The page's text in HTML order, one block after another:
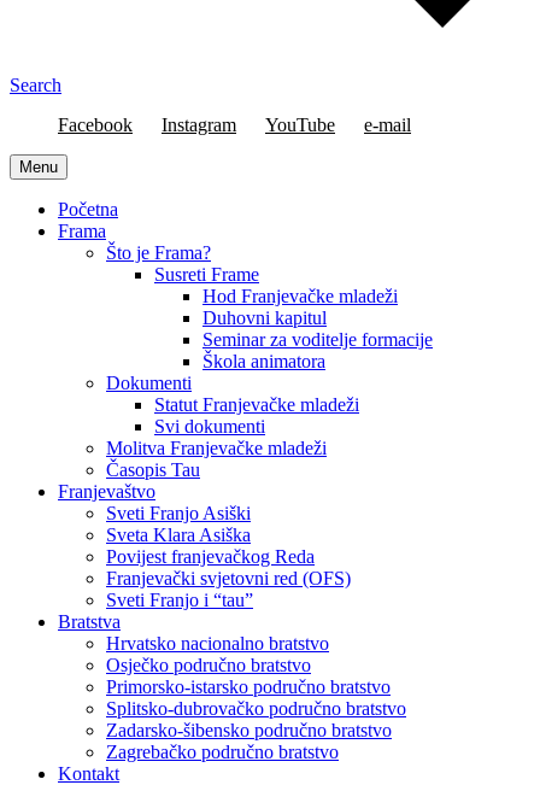
Search
Facebook
Instagram YouTube e-mail
Menu
Početna
Frama
Što je Frama?
Susreti Frame
Hod Franjevačke mladeži
Duhovni kapitul
Seminar za voditelje formacije
Škola animatora
Dokumenti
Statut Franjevačke mladeži
Svi dokumenti
Molitva Franjevačke mladeži
Časopis Tau
Franjevaštvo
Sveti Franjo Asiški
Sveta Klara Asiška
Povijest franjevačkog Reda
Franjevački svjetovni red (OFS)
Sveti Franjo i “tau”
Bratstva
Hrvatsko nacionalno bratstvo
Osječko područno bratstvo
Primorsko-istarsko područno bratstvo
Splitsko-dubrovačko područno bratstvo
Zadarsko-šibensko područno bratstvo
Zagrebačko područno bratstvo
Kontakt